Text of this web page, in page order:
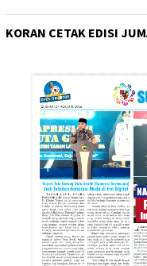
KORAN CETAK EDISI